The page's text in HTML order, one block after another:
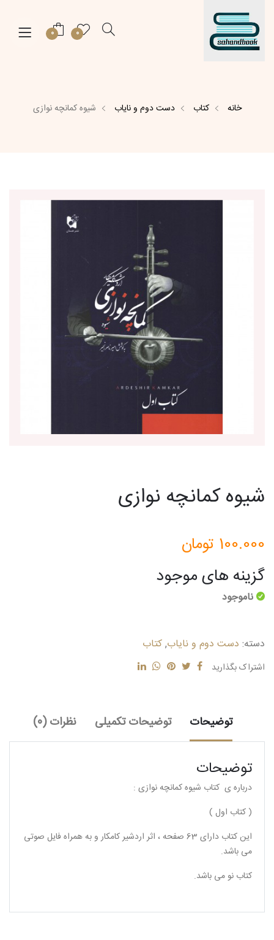
0
0
خانه کتاب دست دوم و نایاب شیوه کمانچه نوازی
شیوه کمانچه نوازی
100.000 تومان
گزینه های موجود
ناموجود
دسته: دست دوم و نایاب,کتاب
اشتراک بگذارید
توضیحات توضیحات تکمیلی نظرات (0)
توضیحات
درباره ی کتاب شیوه کمانچه نوازی :
( کتاب اول )
این کتاب دارای 63 صفحه ، اثر اردشیر کامکار و به همراه فایل صوتی
می باشد.
کتاب نو می باشد.